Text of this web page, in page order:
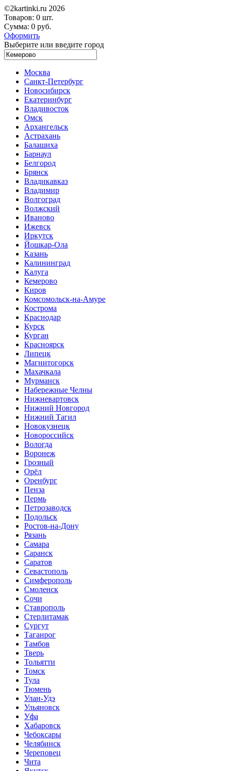
©2kartinki.ru 2026
Товаров: 0 шт.
Сумма: 0 руб.
Оформить
Выберите или введите город
Москва
Санкт-Петербург
Новосибирск
Екатеринбург
Владивосток
Омск
Архангельск
Астрахань
Балашиха
Барнаул
Белгород
Брянск
Владикавказ
Владимир
Волгоград
Волжский
Иваново
Ижевск
Иркутск
Йошкар-Ола
Казань
Калининград
Калуга
Кемерово
Киров
Комсомольск-на-Амуре
Кострома
Краснодар
Курск
Курган
Красноярск
Липецк
Магнитогорск
Махачкала
Мурманск
Набережные Челны
Нижневартовск
Нижний Новгород
Нижний Тагил
Новокузнецк
Новороссийск
Вологда
Воронеж
Грозный
Орёл
Оренбург
Пенза
Пермь
Петрозаводск
Подольск
Ростов-на-Дону
Рязань
Самара
Саранск
Саратов
Севастополь
Симферополь
Смоленск
Сочи
Ставрополь
Стерлитамак
Сургут
Таганрог
Тамбов
Тверь
Тольятти
Томск
Тула
Тюмень
Улан-Удэ
Ульяновск
Уфа
Хабаровск
Чебоксары
Челябинск
Череповец
Чита